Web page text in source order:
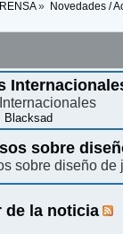
» Novedades /
Blacksad
sobre
sobre diseño de
de la noticia